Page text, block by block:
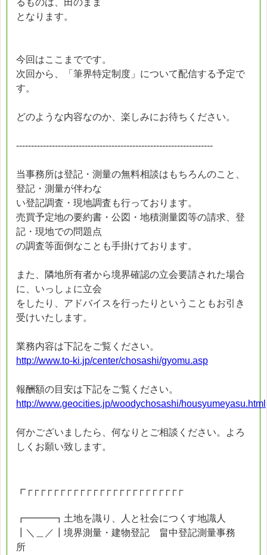
となります。
今回はここまでです。
次回から、「筆界特定制度」について配信する予定で
す。
どのような内容なのか、楽しみにお待ちください。
------------------------------------------------------------------
当事務所は登記・測量の無料相談はもちろんのこと、
登記・測量が伴わな
い登記調査・現地調査も行っております。
売買予定地の要約書・公図・地積測量図等の請求、登
記・現地での問題点
の調査等面倒なことも手掛けております。
また、隣地所有者から境界確認の立会要請された場合
に、いっしょに立会
をしたり、アドバイスを行ったりということもお引き
受けいたします。
業務内容は下記をご覧ください。
http://www.to-ki.jp/center/chosashi/gyomu.asp
報酬額の目安は下記をご覧ください。
http://www.geocities.jp/woodychosashi/housyumeyasu.html
何かございましたら、何なりとご相談ください。よろ
しくお願い致します。
┏┌┌┌┌┌┌┌┌┌┌┌┌┌┌┌┌┌┌┌┌┌┌┌┌
┏━━━┓土地を識り、人と社会につくす地識人
┃＼＿／┃境界測量・建物登記 畠中登記測量事務
所